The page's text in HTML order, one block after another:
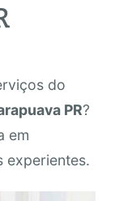
do
PR?
em
experientes.